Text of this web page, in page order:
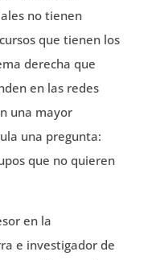
no tienen
que tienen los
derecha que
en las redes
una mayor
una pregunta:
que no quieren
en la
e investigador de